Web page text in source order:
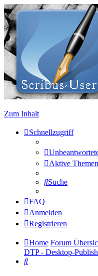
Zum Inhalt
Schnellzugriff
Aktive Themen
Suche
FAQ
Anmelden
Registrieren
Home Forum
DTP - Desktop-
Suche